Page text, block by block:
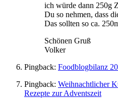
ich würde dann 250g
Du so nehmen, dass
Das sollten so ca.
Schönen Gruß
Volker
Pingback: Foodblogbilanz
Pingback: Weihnachtlicher
Rezepte zur Adventszeit